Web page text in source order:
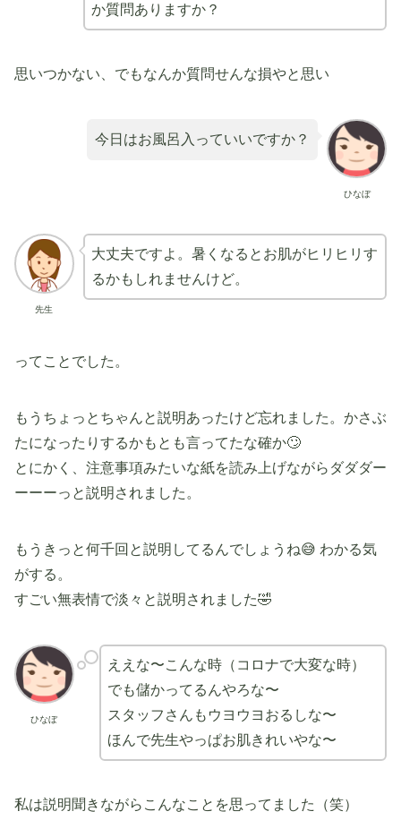
か質問ありますか？
思いつかない、でもなんか質問せんな損やと思い
ひなぼ
今日はお風呂入っていいですか？
先生
大丈夫ですよ。暑くなるとお肌がヒリヒリす
るかもしれませんけど。
ってことでした。
もうちょっとちゃんと説明あったけど忘れました。かさぶ
たになったりするかもとも言ってたな確か🙄
とにかく、注意事項みたいな紙を読み上げながらダダダー
ーーーっと説明されました。
もうきっと何千回と説明してるんでしょうね😅 わかる気
がする。
すごい無表情で淡々と説明されました🤣
ひなぼ
ええな〜こんな時（コロナで大変な時）
でも儲かってるんやろな〜
スタッフさんもウヨウヨおるしな〜
ほんで先生やっぱお肌きれいやな〜
私は説明聞きながらこんなことを思ってました（笑）